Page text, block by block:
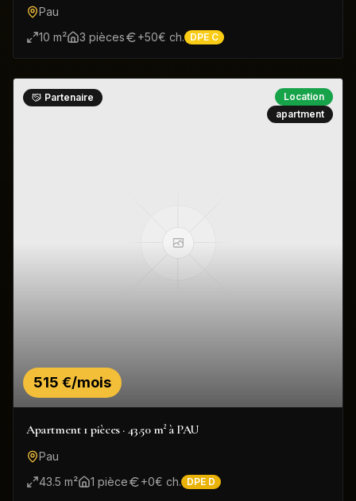
Pau
10 m² 3 pièces +50€ ch. DPE C
515 €/mois
Partenaire
Location
apartment
Apartment 1 pièces · 43.50 m² à PAU
Pau
43.5 m² 1 pièce +0€ ch. DPE D